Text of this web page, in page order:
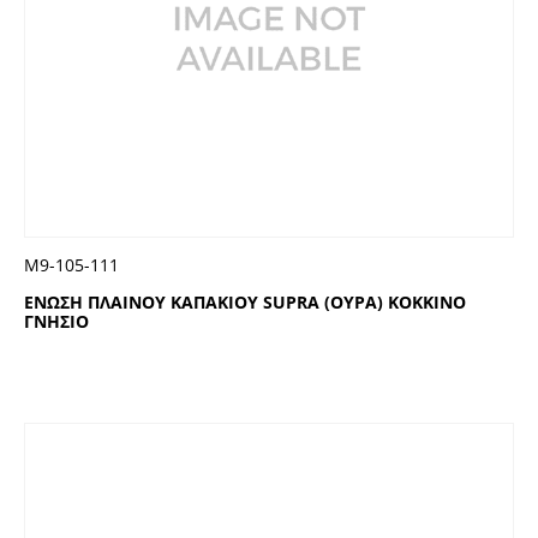
ΕΝΩΣΗ ΠΛΑΙΝΟΥ ΚΑΠΑΚΙΟΥ SUPRA (ΟΥΡΑ) ΚΟΚΚΙΝΟ
ΓΝΗΣΙΟ
Μ9-105-111